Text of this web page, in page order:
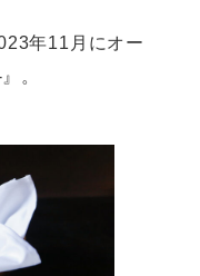
年11月にオー
。